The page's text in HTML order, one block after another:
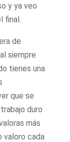
y ya veo
final.
de
siempre
tienes una
que se
duro
más
valoro cada